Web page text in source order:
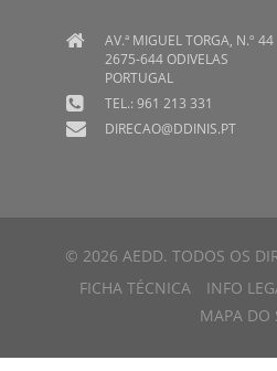
AV.ª MIGUEL TORGA, N.º
2675-644 ODIVELAS
PORTUGAL
TEL.: 961 213 331
DIRECAO@DDINIS.PT
© 2026 AEDD. TODOS OS
FICHA TÉCNICA
INFO
MAPA DO